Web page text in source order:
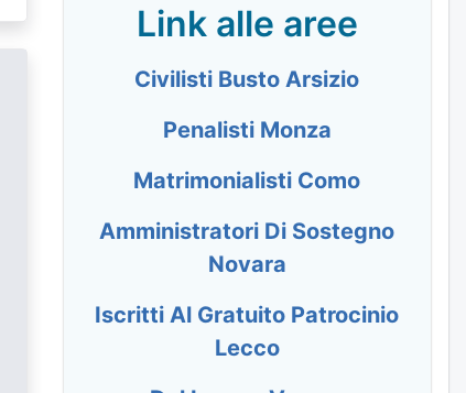
Link alle aree
Civilisti Busto Arsizio
Penalisti Monza
Matrimonialisti Como
Amministratori Di Sostegno
Novara
Iscritti Al Gratuito Patrocinio
Lecco